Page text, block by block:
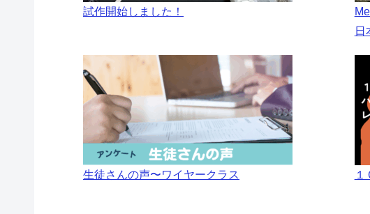
試作開始しました！
日
生徒さんの声〜ワイヤークラス